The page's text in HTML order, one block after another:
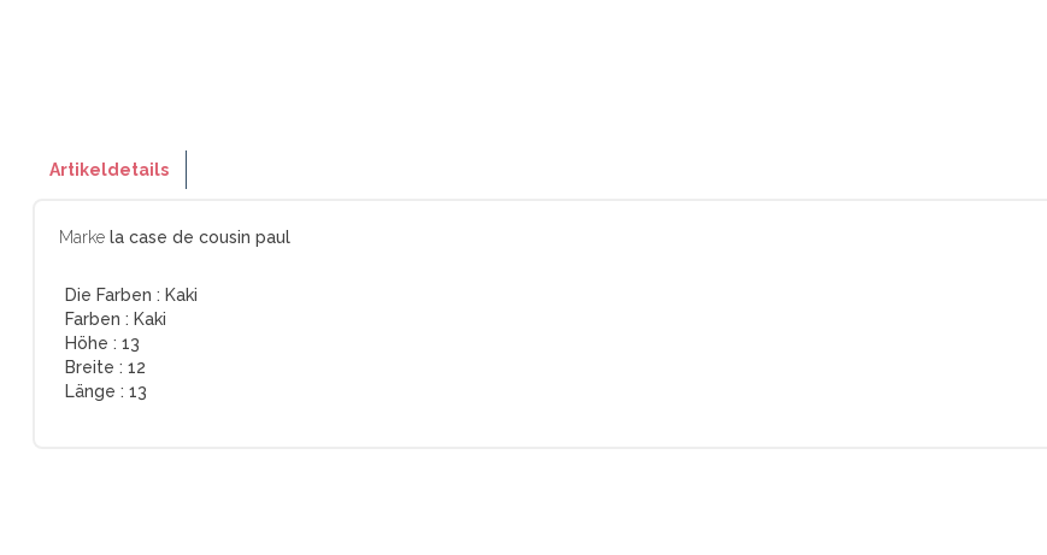
Artikeldetails
Marke la case de cousin paul
Die Farben : Kaki
Farben : Kaki
Höhe : 13
Breite : 12
Länge : 13